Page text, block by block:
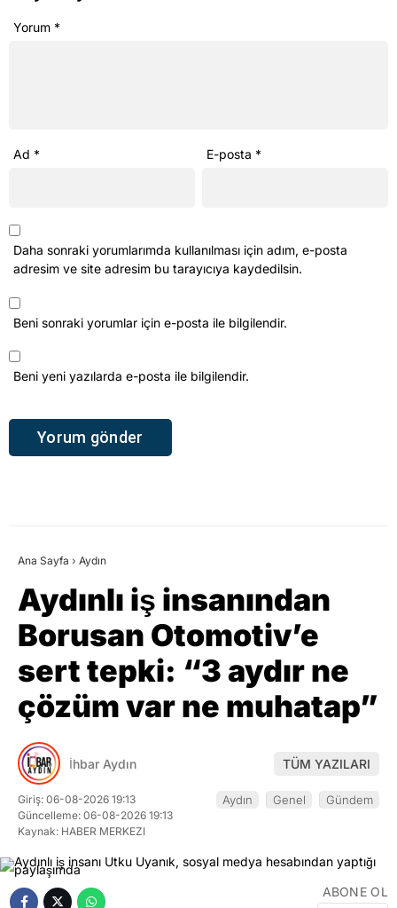
Yorum *
Ad * E-posta *
Daha sonraki yorumlarımda kullanılması için adım, e-posta
adresim ve site adresim bu tarayıcıya kaydedilsin.
Beni sonraki yorumlar için e-posta ile bilgilendir.
Beni yeni yazılarda e-posta ile bilgilendir.
Ana Sayfa › Aydın
Aydınlı iş insanından
Borusan Otomotiv’e
sert tepki: “3 aydır ne
çözüm var ne muhatap”
İhbar Aydın TÜM YAZILARI
Giriş: 06-08-2026 19:13
Güncelleme: 06-08-2026 19:13
Kaynak: HABER MERKEZI
Aydın Genel Gündem
ABONE OL